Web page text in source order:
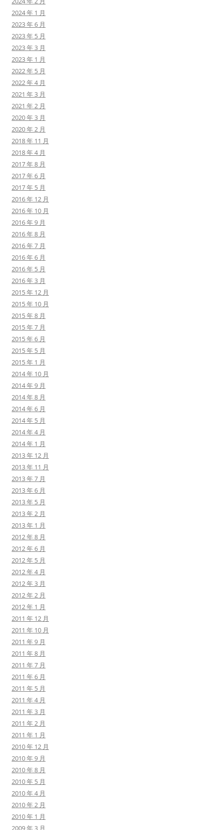
2024 年 1 月
2023 年 6 月
2023 年 5 月
2023 年 3 月
2023 年 1 月
2022 年 5 月
2022 年 4 月
2021 年 3 月
2021 年 2 月
2020 年 3 月
2020 年 2 月
2018 年 11 月
2018 年 4 月
2017 年 8 月
2017 年 6 月
2017 年 5 月
2016 年 12 月
2016 年 10 月
2016 年 9 月
2016 年 8 月
2016 年 7 月
2016 年 6 月
2016 年 5 月
2016 年 3 月
2015 年 12 月
2015 年 10 月
2015 年 8 月
2015 年 7 月
2015 年 6 月
2015 年 5 月
2015 年 1 月
2014 年 10 月
2014 年 9 月
2014 年 8 月
2014 年 6 月
2014 年 5 月
2014 年 4 月
2014 年 1 月
2013 年 12 月
2013 年 11 月
2013 年 7 月
2013 年 6 月
2013 年 5 月
2013 年 2 月
2013 年 1 月
2012 年 8 月
2012 年 6 月
2012 年 5 月
2012 年 4 月
2012 年 3 月
2012 年 2 月
2012 年 1 月
2011 年 12 月
2011 年 10 月
2011 年 9 月
2011 年 8 月
2011 年 7 月
2011 年 6 月
2011 年 5 月
2011 年 4 月
2011 年 3 月
2011 年 2 月
2011 年 1 月
2010 年 12 月
2010 年 9 月
2010 年 8 月
2010 年 5 月
2010 年 4 月
2010 年 2 月
2010 年 1 月
2009 年 3 月